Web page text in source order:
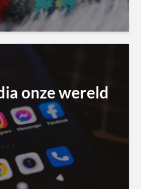
onze wereld